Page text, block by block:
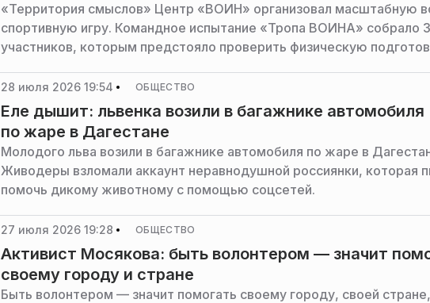
«Территория смыслов» Центр «ВОИН» организовал масштабную
спортивную игру. Командное испытание «Тропа ВОИНА» собрало
участников, которым предстояло проверить физическую
28 июля 2026 19:54 ОБЩЕСТВО
Еле дышит: львенка возили в багажнике автомобиля
по жаре в Дагестане
Молодого льва возили в багажнике автомобиля по жаре в
Живодеры взломали аккаунт неравнодушной россиянки, которая
помочь дикому животному с помощью соцсетей.
27 июля 2026 19:28 ОБЩЕСТВО
Активист Мосякова: быть волонтером — значит
своему городу и стране
Быть волонтером — значит помогать своему городу, своей